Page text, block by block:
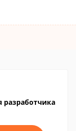
разработчика